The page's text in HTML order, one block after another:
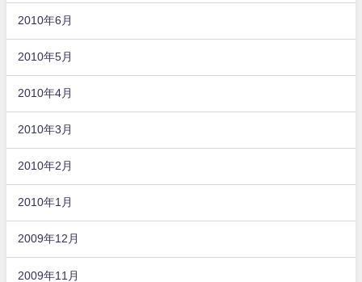
2010年6月
2010年5月
2010年4月
2010年3月
2010年2月
2010年1月
2009年12月
2009年11月